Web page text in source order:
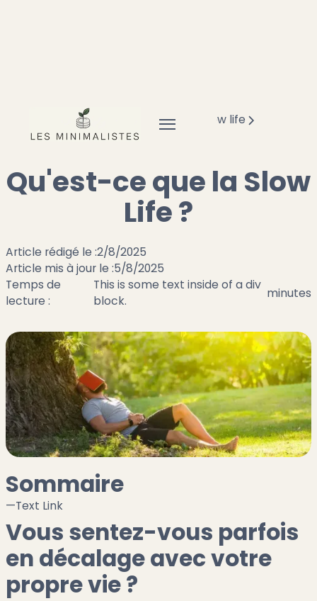
Mode de vie minimaliste
Slow life
Qu'est-ce que la Slow Life ?
Qu'est-ce que la Slow
Life ?
Article rédigé le :2/8/2025
Article mis à jour le :5/8/2025
Temps de
lecture :
This is some text inside of a div
block.
minutes
Sommaire
—Text Link
Vous sentez-vous parfois
en décalage avec votre
propre vie ?